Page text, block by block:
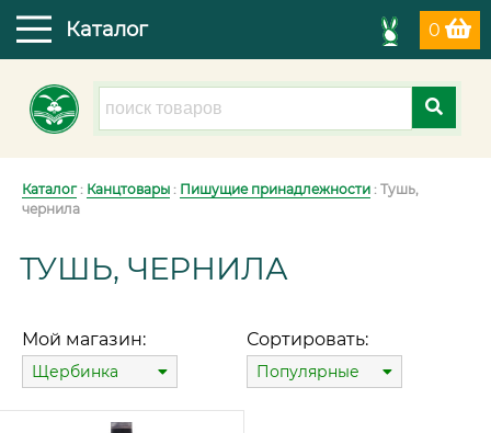
0
Каталог
Каталог: Канцтовары : Пишущие принадлежности : Тушь,
чернила
ТУШЬ, ЧЕРНИЛА
Мой магазин:
Щербинка
Сортировать:
Популярные